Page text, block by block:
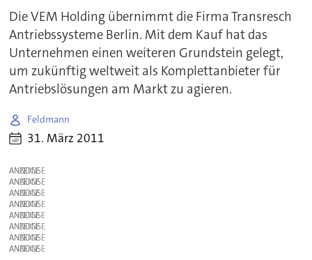
Die VEM Holding übernimmt die Firma Transresch
Antriebssysteme Berlin. Mit dem Kauf hat das
Unternehmen einen weiteren Grundstein gelegt,
um zukünftig weltweit als Komplettanbieter für
Antriebslösungen am Markt zu agieren.
Feldmann
31. März 2011
ANZEIGE
ANZEIGE
ANZEIGE
ANZEIGE
ANZEIGE
ANZEIGE
ANZEIGE
ANZEIGE